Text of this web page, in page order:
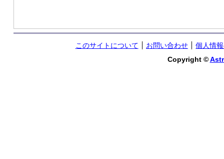
このサイトについて お問い合わせ
個人情
Copyright ©